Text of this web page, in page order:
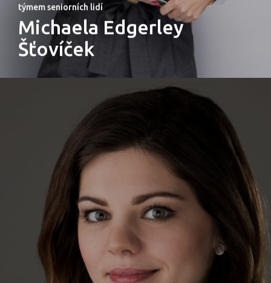
týmem seniorních lidí
Michaela Edgerley
Šťovíček